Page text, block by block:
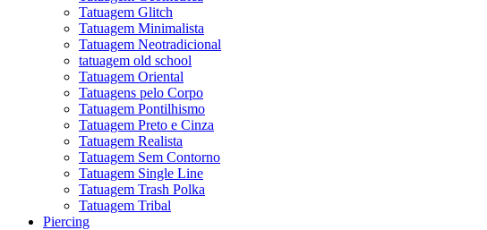
Tatuagem Glitch
Tatuagem Minimalista
Tatuagem Neotradicional
tatuagem old school
Tatuagem Oriental
Tatuagens pelo Corpo
Tatuagem Pontilhismo
Tatuagem Preto e Cinza
Tatuagem Realista
Tatuagem Sem Contorno
Tatuagem Single Line
Tatuagem Trash Polka
Tatuagem Tribal
Piercing